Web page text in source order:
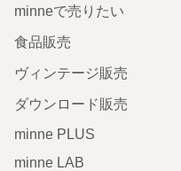
minneで売りたい
食品販売
ヴィンテージ販売
ダウンロード販売
minne PLUS
minne LAB